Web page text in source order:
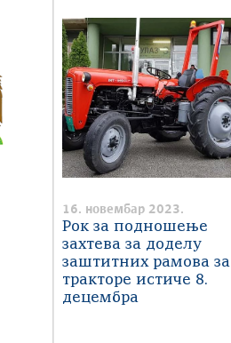
16. новембар 2023.
Рок за подношење
захтева за доделу
заштитних рамова за
тракторе истиче 8.
децембра